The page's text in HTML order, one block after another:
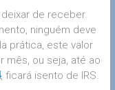
de receber.
ninguém deve
prática, este valor
mês, ou seja, até ao
, ficará isento de IRS.